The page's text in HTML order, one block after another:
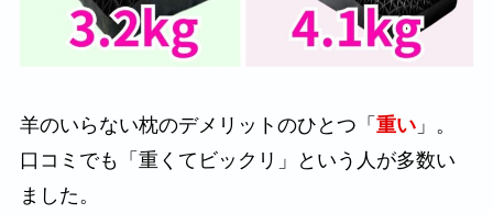
羊のいらない枕のデメリットのひとつ「 重い」。
口コミでも「重くてビックリ」という人が多数い
ました。